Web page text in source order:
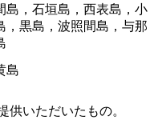
島，石垣島，西表島，小
，黒島，波照間島，与那
島
供いただいたもの。